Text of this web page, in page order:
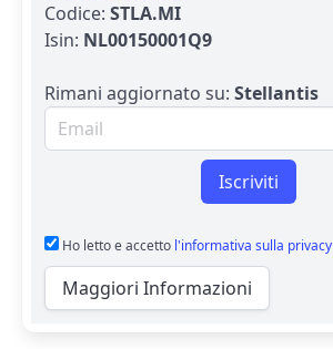
Codice: STLA.MI
Isin: NL00150001Q9
Rimani aggiornato su: Stellantis
Email per newsletter
Iscriviti
Ho letto e accetto l'informativa sulla privacy
Maggiori Informazioni